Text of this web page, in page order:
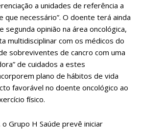
a unidades de referência a
que necessário”. O doente terá ainda
segunda opinião na área oncológica,
multidisciplinar com os médicos do
sobreviventes de cancro com uma
de cuidados a estes
plano de hábitos de vida
favorável no doente oncológico ao
físico.
Grupo H Saúde prevê iniciar